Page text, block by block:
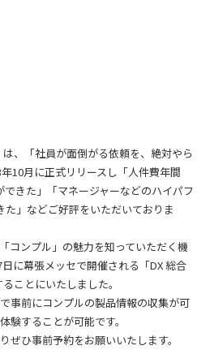
、「社員が面倒がる依頼を、絶対やら
10月に正式リリースし「人件費年間
きた」「マネージャーなどのハイパフ
た」などご好評をいただいておりま
コンプル」の魅力を知っていただく機
に幕張メッセで開催される「DX 総合
ことにいたしました。
事前にコンプルの製品情報の収集が可
験することが可能です。
ぜひ事前予約をお願いいたします。